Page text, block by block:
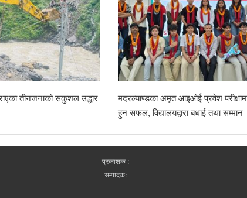
तीनजनाको सकुशल उद्धार
मदरल्याण्डका अमृत आइओई प्रवेश परीक्षामा
हुन सफल, विद्यालयद्वारा बधाई तथा सम्मान
प्रकाशक :
सम्पादकः